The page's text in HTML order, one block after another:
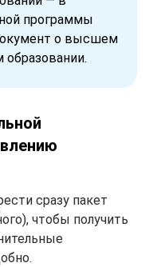
программы
о высшем
образовании.
сразу пакет
чтобы получить